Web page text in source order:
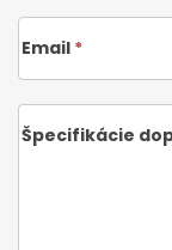
Email *
Špecifikácie